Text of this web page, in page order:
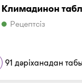
Климадинон
Рецептсіз
91 дәріханадан